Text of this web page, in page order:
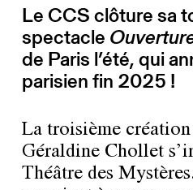
Le CCS clôture sa
spectacle
de Paris l’été, qui
parisien fin 2025 !
La troisième création
Géraldine Chollet
Théâtre des